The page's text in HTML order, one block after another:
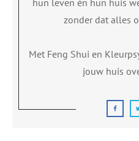
hun leven én hun huis
zonder dat alles
Met Feng Shui en
jouw huis